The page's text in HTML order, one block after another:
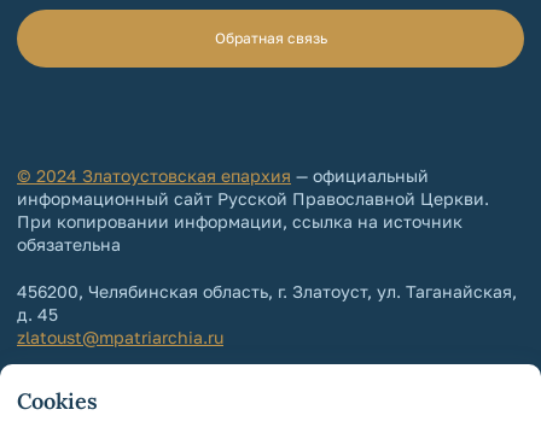
Обратная связь
© 2024 Златоустовская епархия — официальный
информационный сайт Русской Православной Церкви.
При копировании информации, ссылка на источник
обязательна
456200, Челябинская область, г. Златоуст, ул. Таганайская,
д. 45
zlatoust@mpatriarchia.ru
+7 (3513) 64-64-64
Cookies